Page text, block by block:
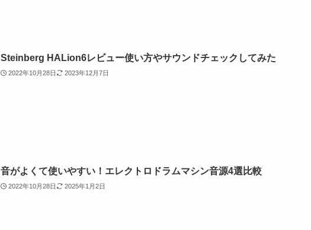
Steinberg HALion6レビュー使い方やサウンドチェックしてみた
2022年10月28日 2023年12月7日
音がよくて使いやすい！エレクトロドラムマシン音源4選比較
2022年10月28日 2025年1月2日